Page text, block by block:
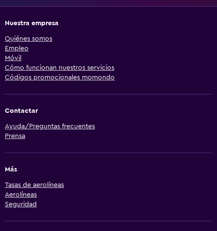
Nuestra empresa
Quiénes somos
Empleo
Móvil
Cómo funcionan nuestros servicios
Códigos promocionales momondo
Contactar
Ayuda/Preguntas frecuentes
Prensa
Más
Tasas de aerolíneas
Aerolíneas
Seguridad